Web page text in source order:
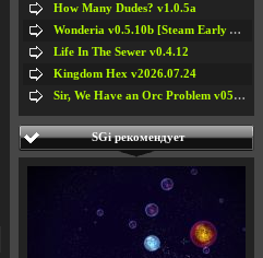
How Many Dudes? v1.0.5a
Wonderia v0.5.10b [Steam Early Access]
Life In The Sewer v0.4.12
Kingdom Hex v2026.07.24
Sir, We Have an Orc Problem v05.08.2026
SGi рекомендует